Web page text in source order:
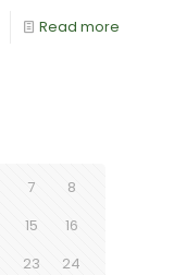
Read more
7
8
15
16
23
24